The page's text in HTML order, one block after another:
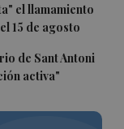
el llamamiento
15 de agosto
de Sant Antoni
activa"